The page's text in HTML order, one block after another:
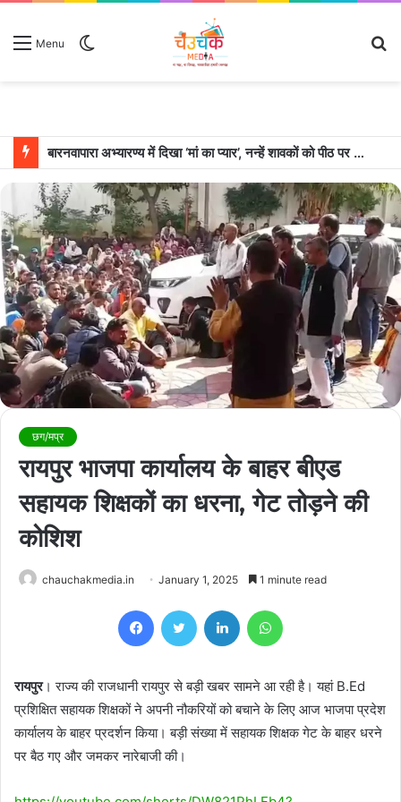
Menu
बारनवापारा अभ्यारण्य में दिखा ‘मां का प्यार’, नन्हें शावकों को पीठ पर बैठाकर घूमती दिखी मादा भालू
छग/मप्र
रायपुर भाजपा कार्यालय के बाहर बीएड
सहायक शिक्षकों का धरना, गेट तोड़ने की
कोशिश
chauchakmedia.in January 1, 2025 1 minute read
FacebookTwitter LinkedIn
रायपुर। राज्य की राजधानी रायपुर से बड़ी खबर सामने आ रही है। यहां B.Ed
प्रशिक्षित सहायक शिक्षकों ने अपनी नौकरियों को बचाने के लिए आज भाजपा प्रदेश
कार्यालय के बाहर प्रदर्शन किया। बड़ी संख्या में सहायक शिक्षक गेट के बाहर धरने
पर बैठ गए और जमकर नारेबाजी की।